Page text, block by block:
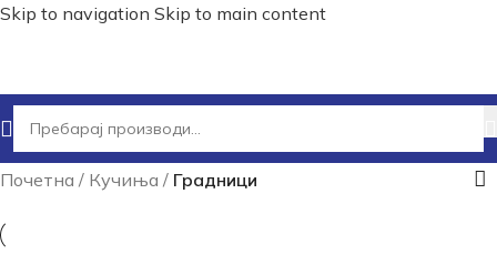
Skip to navigation Skip to main content
Почетна / Кучиња / Градници